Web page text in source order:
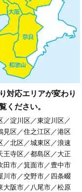
応エリアが変わり
ください。
／淀川区／東淀川区／
見区／住之江区／港区
／北区／城東区／浪速
王寺区／都島区／大正
田市／箕面市／豊中市
川市／交野市／四条畷
大阪市／八尾市／松原